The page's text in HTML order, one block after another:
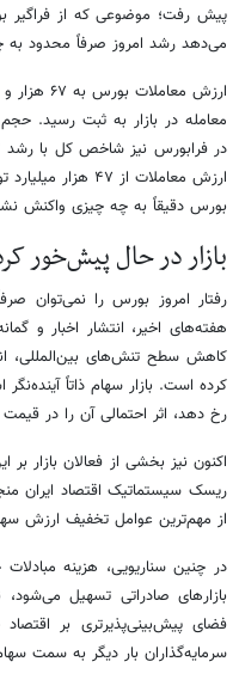
پیش رفت؛ موضوعی که از فراگیر
می‌دهد رشد امروز صرفاً محدود
ارزش معاملات از
بورس دقیقاً به چه چیزی واکنش
بازار در حال پیش‌خور
رفتار امروز بورس را نمی‌توان
هفته‌های اخیر، انتشار اخبار و
کاهش سطح تنش‌های بین‌المللی،
کرده است. بازار سهام ذاتاً
رخ دهد، اثر احتمالی آن را در
اکنون نیز بخشی از فعالان بازار
ریسک سیستماتیک اقتصاد ایران
از مهم‌ترین عوامل تخفیف ارزش
در چنین سناریویی، هزینه
بازارهای صادراتی تسهیل
فضای پیش‌بینی‌پذیرتری بر
سرمایه‌گذاران بار دیگر به سمت